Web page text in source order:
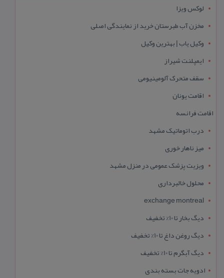
لوکس ویزا
مخزن آب طبرستان خرید از نمایندگی اصلی
وکیل یاب | بهترین وکیل
ایمپلنت شیراز
سقف متحرک آلومینیومی
اقامت یونان
اقامت فرانسه
درب اتوماتیک مشهد
میز ناهار خوری
ویزیت پزشک عمومی در منزل مشهد
محلول خالبرداری
exchange montreal
دیگ بخار تا 10% تخفیف
دیگ روغن داغ تا 10% تخفیف
دیگ آبگرم تا 10% تخفیف
ادویه جات بسته بندی